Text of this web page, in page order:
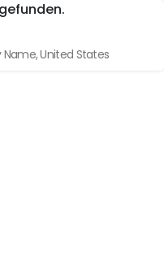
United States